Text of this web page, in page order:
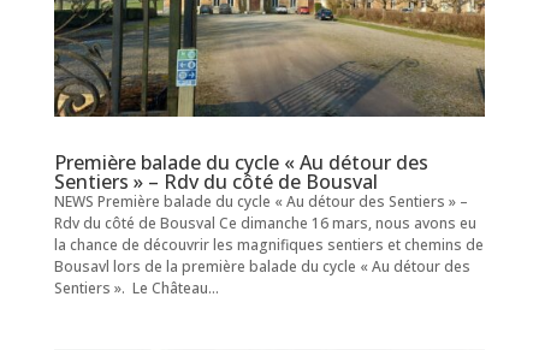
Première balade du cycle « Au détour des
Sentiers » – Rdv du côté de Bousval
NEWS Première balade du cycle « Au détour des Sentiers » –
Rdv du côté de Bousval Ce dimanche 16 mars, nous avons eu
la chance de découvrir les magnifiques sentiers et chemins de
Bousavl lors de la première balade du cycle « Au détour des
Sentiers ». Le Château...